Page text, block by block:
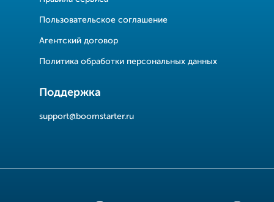
Пользовательское соглашение
Агентский договор
Политика обработки персональных данных
Поддержка
support@boomstarter.ru